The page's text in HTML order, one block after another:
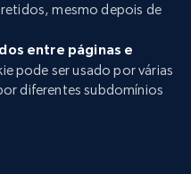
mesmo depois de
entre páginas e
pode ser usado por várias
diferentes subdomínios